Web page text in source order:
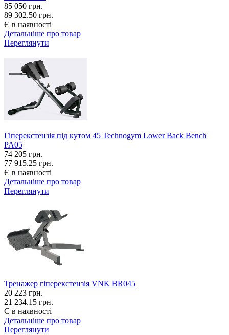
85 050 грн.
89 302.50 грн.
Є в наявності
Детальніше про товар
Переглянути
Гіперекстензія під кутом 45 Technogym Lower Back Bench
PA05
74 205 грн.
77 915.25 грн.
Є в наявності
Детальніше про товар
Переглянути
Тренажер гіперекстензія VNK BR045
20 223 грн.
21 234.15 грн.
Є в наявності
Детальніше про товар
Переглянути